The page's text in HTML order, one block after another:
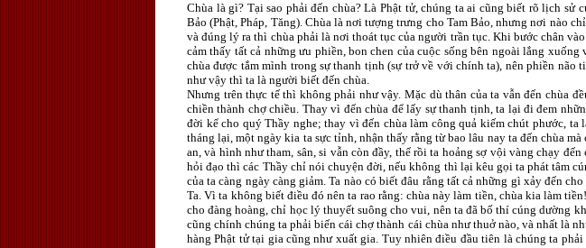
Chùa là gì? Tại sao phải đến chùa? Là Phật tử, chúng ta ai cũng biết rõ lịch
Bảo (Phật, Pháp, Tăng). Chùa là nơi tượng trưng cho Tam Bảo, nhưng nơi nào
và đúng lý ra thì chùa phải là nơi thoát tục của người trần tục. Khi bước chân
cảm thấy tất cả những ưu phiền, bon chen của cuộc sống bên ngoài lắng
chùa được tắm mình trong sự thanh tịnh (sự trở về với chính ta), nên phiền
như vậy thì ta là người biết đến chùa.
Nhưng trên thực tế thì không phải như vậy. Mặc dù thân của ta vẫn đến chùa
chiền thành chợ chiều. Thay vì đến chùa để lấy sự thanh tịnh, ta lại đi đem
đời kể cho quý Thầy nghe; thay vì đến chùa làm công quả kiếm chút phước,
tháng lại, một ngày kia ta sực tỉnh, nhận thấy rằng từ bao lâu nay ta đến chùa
an, và hình như tham, sân, si vẫn còn đầy, thế rồi ta hoảng sợ vội vàng chạy
hỏi đạo thì các Thầy chỉ nói chuyện đời, nếu không thì lại kêu gọi ta phát tâm
của ta càng ngày càng giảm. Ta nào có biết đâu rằng tất cả những gì xảy đến
Ta. Vì ta không biết điều đó nên ta rao rằng: chùa này làm tiền, chùa kia làm
cho đàng hoàng, chỉ học lý thuyết suông cho vui, nên ta đã bố thí cúng dường
cũng chính chúng ta phải biến cái chợ thành cái chùa như thuở nào, và nhất là
hàng Phật tử tại gia cũng như xuất gia. Tuy nhiên điều đầu tiên là chúng ta